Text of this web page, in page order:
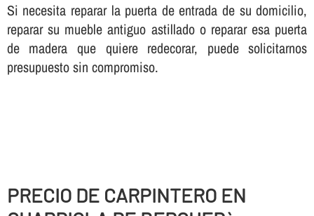
Si necesita reparar la puerta de entrada de su domicilio,
reparar su mueble antiguo astillado o reparar esa puerta
de madera que quiere redecorar, puede solicitarnos
presupuesto sin compromiso.
PRECIO DE CARPINTERO EN